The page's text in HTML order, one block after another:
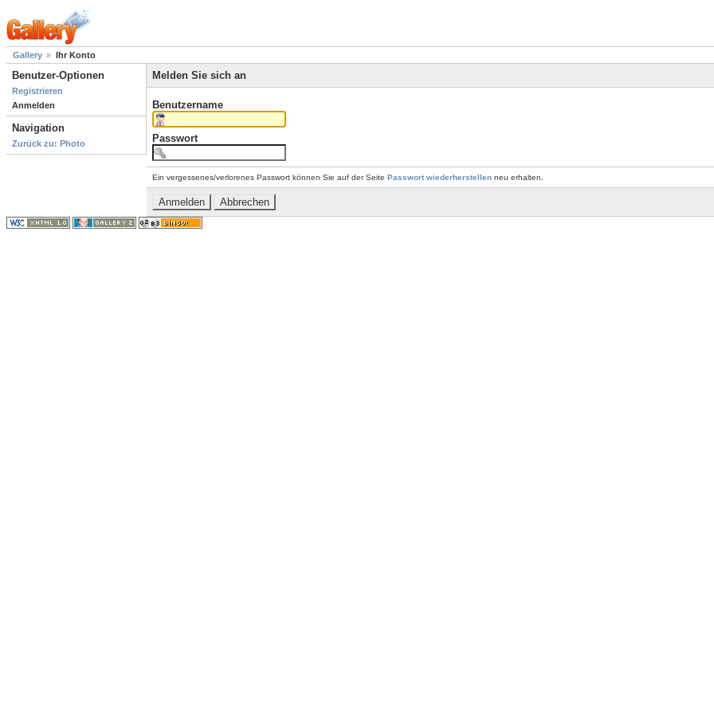
Gallery Ihr Konto
Benutzer-Optionen
Registrieren
Anmelden
Navigation
Zurück zu: Photo
Melden Sie sich an
Benutzername
Passwort
Ein vergessenes/verlorenes Passwort können Sie auf der Seite Passwort wiederherstellen neu erhalten.